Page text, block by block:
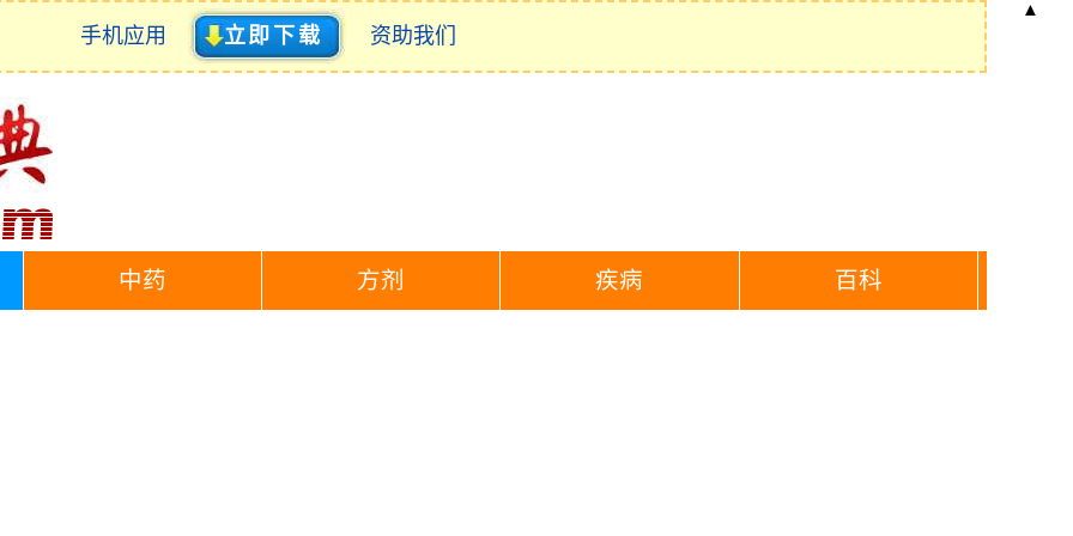
手机应用 立即下载 资助我们
中药 方剂 疾病 百科
▲